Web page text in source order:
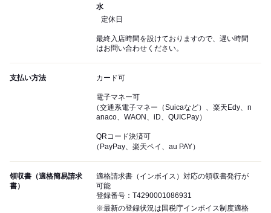
水
定休日
最終入店時間を設けておりますので、遅い時間
はお問い合わせください。
支払い方法 カード可
電子マネー可
（交通系電子マネー（Suicaなど）、楽天Edy、n
anaco、WAON、iD、QUICPay）
QRコード決済可
（PayPay、楽天ペイ、au PAY）
領収書（適格簡易請求
書）
適格請求書（インボイス）対応の領収書発行が
可能
登録番号：T4290001086931
※最新の登録状況は国税庁インボイス制度適格